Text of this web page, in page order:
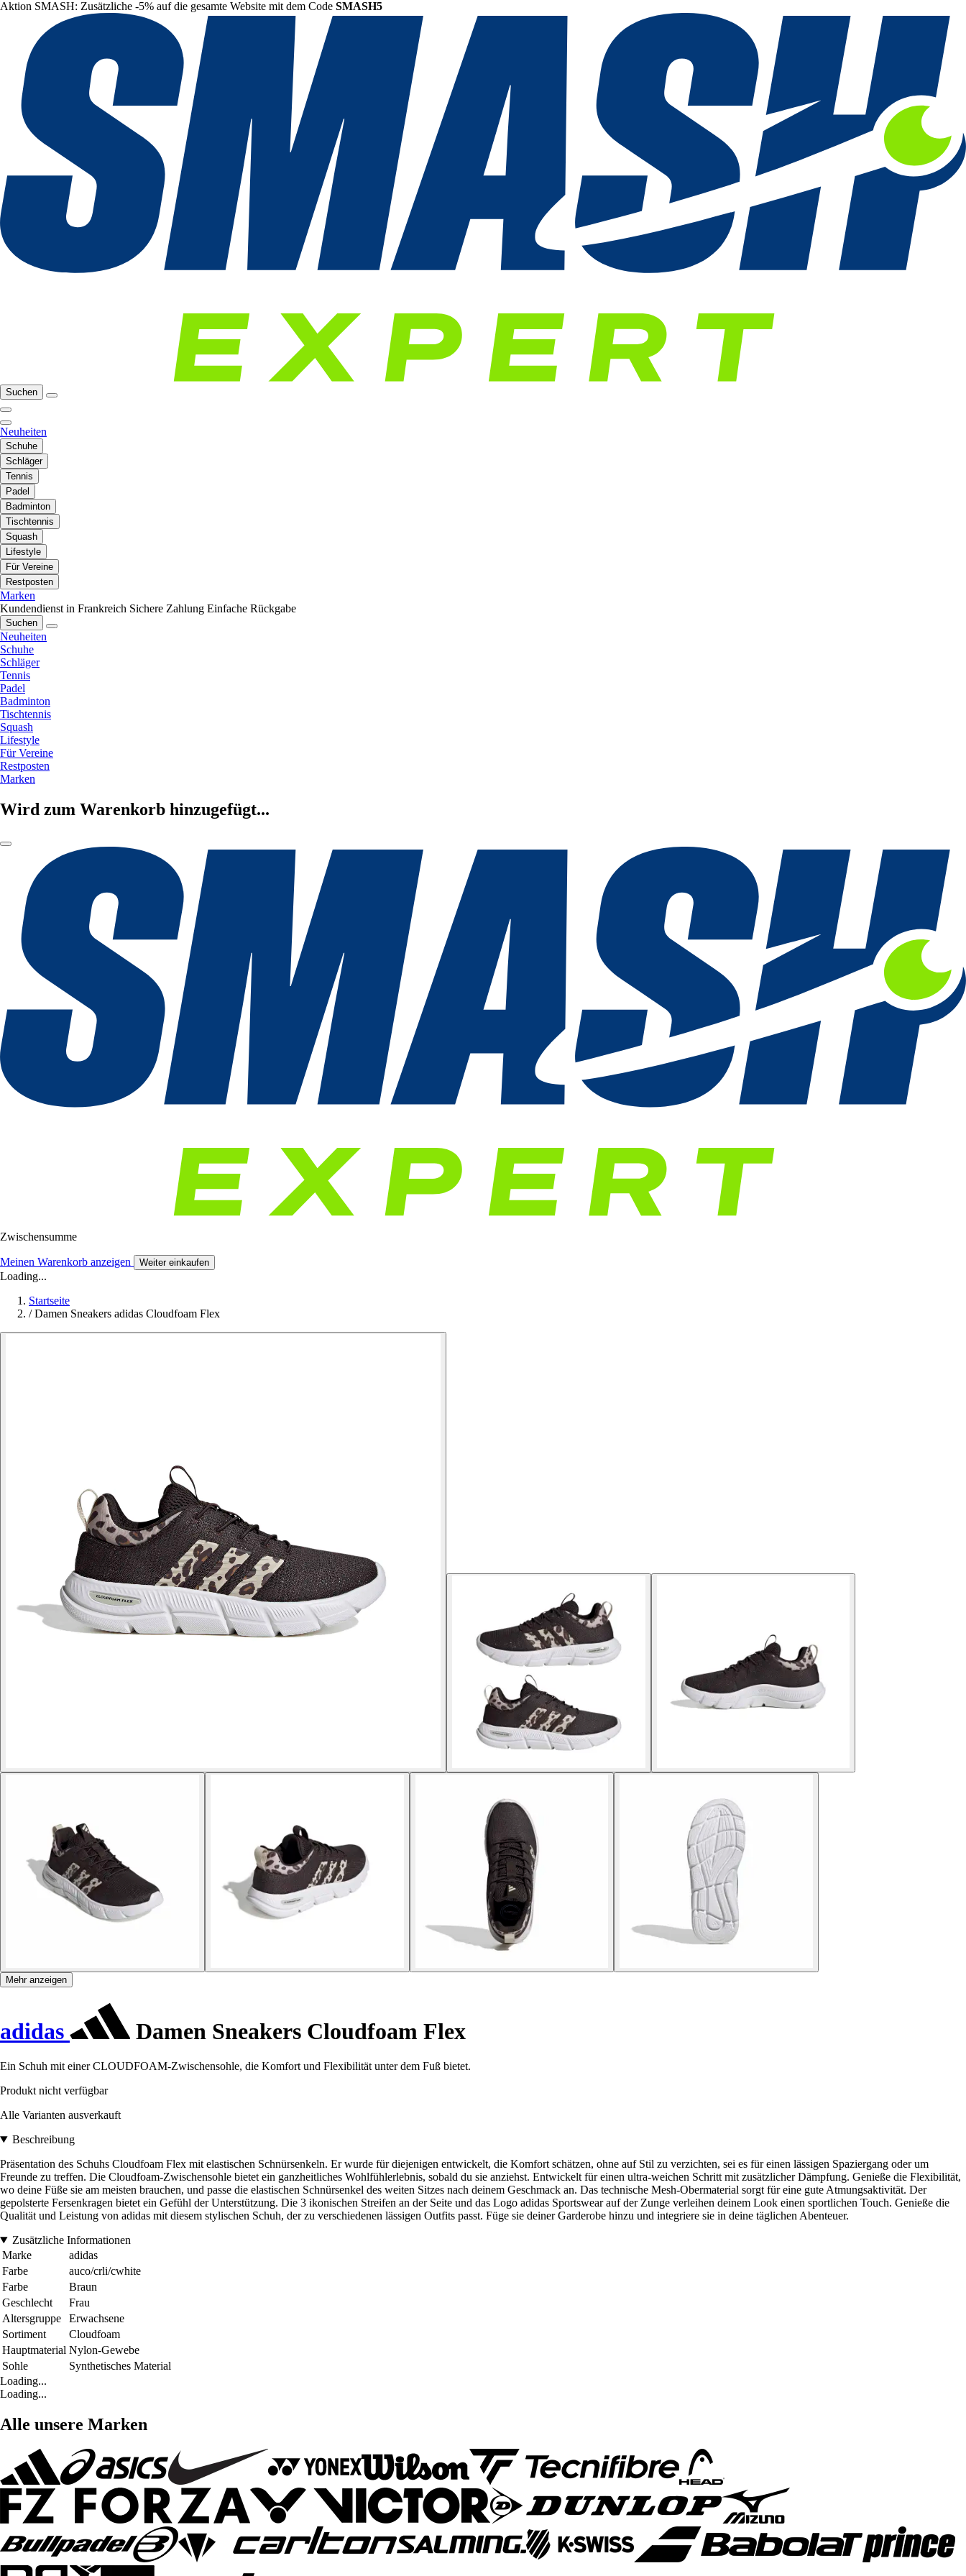
Aktion SMASH: Zusätzliche -5% auf die gesamte Website mit dem Code SMASH5
Suchen
Neuheiten
Schuhe
Schläger
Tennis
Padel
Badminton
Tischtennis
Squash
Lifestyle
Für Vereine
Restposten
Marken
Kundendienst in Frankreich Sichere Zahlung Einfache Rückgabe
Suchen
Neuheiten
Schuhe
Schläger
Tennis
Padel
Badminton
Tischtennis
Squash
Lifestyle
Für Vereine
Restposten
Marken
Wird zum Warenkorb hinzugefügt...
Zwischensumme
Meinen Warenkorb anzeigen Weiter einkaufen
Loading...
Startseite
/ Damen Sneakers adidas Cloudfoam Flex
Mehr anzeigen
adidas Damen Sneakers Cloudfoam Flex
Ein Schuh mit einer CLOUDFOAM-Zwischensohle, die Komfort und Flexibilität unter dem Fuß bietet.
Produkt nicht verfügbar
Alle Varianten ausverkauft
Beschreibung
Präsentation des Schuhs Cloudfoam Flex mit elastischen Schnürsenkeln. Er wurde für diejenigen entwickelt, die Komfort schätzen, ohne auf Stil zu verzichten, sei es für einen lässigen Spaziergang oder um
Freunde zu treffen. Die Cloudfoam-Zwischensohle bietet ein ganzheitliches Wohlfühlerlebnis, sobald du sie anziehst. Entwickelt für einen ultra-weichen Schritt mit zusätzlicher Dämpfung. Genieße die Flexibilität,
wo deine Füße sie am meisten brauchen, und passe die elastischen Schnürsenkel des weiten Sitzes nach deinem Geschmack an. Das technische Mesh-Obermaterial sorgt für eine gute Atmungsaktivität. Der
gepolsterte Fersenkragen bietet ein Gefühl der Unterstützung. Die 3 ikonischen Streifen an der Seite und das Logo adidas Sportswear auf der Zunge verleihen deinem Look einen sportlichen Touch. Genieße die
Qualität und Leistung von adidas mit diesem stylischen Schuh, der zu verschiedenen lässigen Outfits passt. Füge sie deiner Garderobe hinzu und integriere sie in deine täglichen Abenteuer.
Zusätzliche Informationen
Marke
adidas
Farbe
auco/crli/cwhite
Farbe
Braun
Geschlecht
Frau
Altersgruppe
Erwachsene
Sortiment
Cloudfoam
Hauptmaterial Nylon-Gewebe
Sohle
Synthetisches Material
Loading...
Loading...
Alle unsere Marken